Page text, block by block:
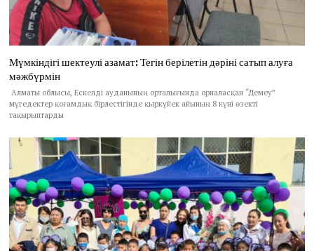
Мүмкіндігі шектеулі азамат: Тегін берілетін дәріні сатып алуға
мәжбүрмін
Алматы облысы, Ескелді ауданының орталығында орналасқан “Демеу”
мүгедектер қоғамдық бірлестігінде қыркүйек айының 8 күні өзекті
тақырыптарды